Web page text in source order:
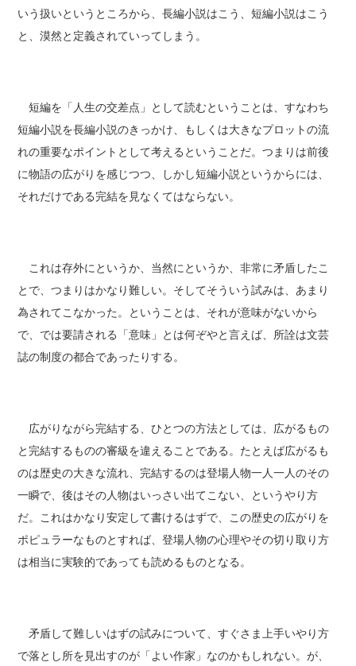
いう扱いというところから、長編小説はこう、短編小説はこう
と、漠然と定義されていってしまう。
短編を「人生の交差点」として読むということは、すなわち
短編小説を長編小説のきっかけ、もしくは大きなプロットの流
れの重要なポイントとして考えるということだ。つまりは前後
に物語の広がりを感じつつ、しかし短編小説というからには、
それだけである完結を見なくてはならない。
これは存外にというか、当然にというか、非常に矛盾したこ
とで、つまりはかなり難しい。そしてそういう試みは、あまり
為されてこなかった。ということは、それが意味がないから
で、では要請される「意味」とは何ぞやと言えば、所詮は文芸
誌の制度の都合であったりする。
広がりながら完結する、ひとつの方法としては、広がるもの
と完結するものの審級を違えることである。たとえば広がるも
のは歴史の大きな流れ、完結するのは登場人物一人一人のその
一瞬で、後はその人物はいっさい出てこない、というやり方
だ。これはかなり安定して書けるはずで、この歴史の広がりを
ポピュラーなものとすれば、登場人物の心理やその切り取り方
は相当に実験的であっても読めるものとなる。
矛盾して難しいはずの試みについて、すぐさま上手いやり方
で落とし所を見出すのが「よい作家」なのかもしれない。が、